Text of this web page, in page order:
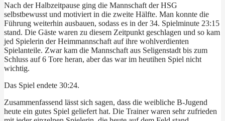
Nach der Halbzeitpause ging die Mannschaft der HSG
selbstbewusst und motiviert in die zweite Hälfte. Man konnte die
Führung weiterhin ausbauen, sodass es in der 34. Spielminute 23:15
stand. Die Gäste waren zu diesem Zeitpunkt geschlagen und so kam
jed Spielerin der Heimmannschaft auf ihre wohlverdienten
Spielanteile. Zwar kam die Mannschaft aus Seligenstadt bis zum
Schluss auf 6 Tore heran, aber das war im heutihen Spiel nicht
wichtig.
Das Spiel endete 30:24.
Zusammenfassend lässt sich sagen, dass die weibliche B-Jugend
heute ein gutes Spiel geliefert hat. Die Trainer waren sehr zufrieden